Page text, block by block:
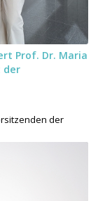
Prof. Dr. Maria
der
der